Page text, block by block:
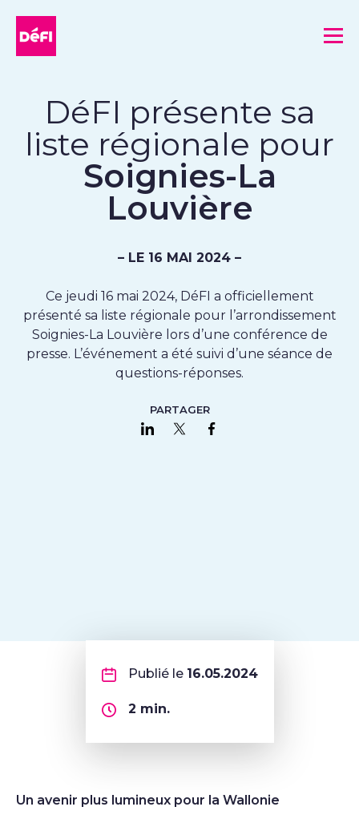
DéFI présente sa
liste régionale pour
Soignies-La
Louvière
– LE 16 MAI 2024 –
Ce jeudi 16 mai 2024, DéFI a officiellement
présenté sa liste régionale pour l’arrondissement
Soignies-La Louvière lors d’une conférence de
presse. L’événement a été suivi d’une séance de
questions-réponses.
PARTAGER
Partager sur LinkedIn
Partager sur Twitter
Publié le 16.05.2024
2 min.
Un avenir plus lumineux pour la Wallonie